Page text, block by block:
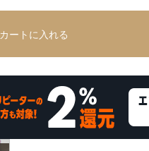
カートに入れる